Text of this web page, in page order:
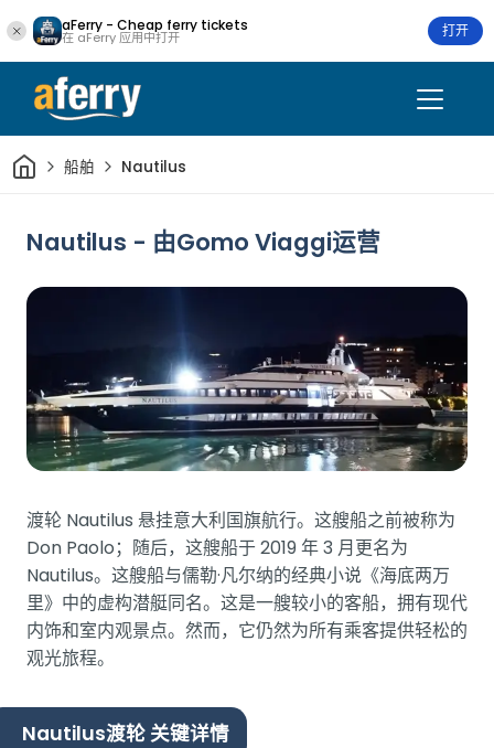
aFerry - Cheap ferry tickets
在 aFerry 应用中打开 打开
家 船舶 Nautilus
Nautilus - 由Gomo Viaggi运营
渡轮 Nautilus 悬挂意大利国旗航行。这艘船之前被称为
Don Paolo；随后，这艘船于 2019 年 3 月更名为
Nautilus。这艘船与儒勒·凡尔纳的经典小说《海底两万
里》中的虚构潜艇同名。这是一艘较小的客船，拥有现代
内饰和室内观景点。然而，它仍然为所有乘客提供轻松的
观光旅程。
Nautilus渡轮 关键详情